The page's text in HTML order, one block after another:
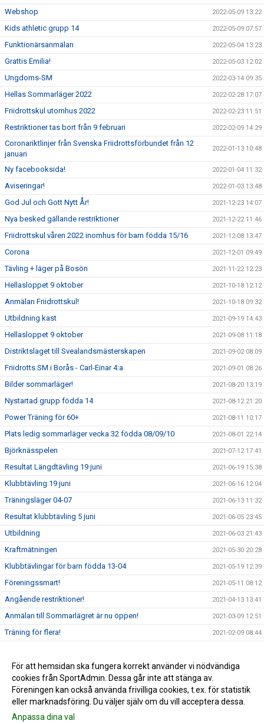
Webshop 2022-05-09 13:22
Kids athletic grupp 14 2022-05-09 07:57
Funktionärsanmälan 2022-05-04 13:23
Grattis Emilia! 2022-05-03 12:02
Ungdoms-SM 2022-03-14 09:35
Hellas Sommarläger 2022 2022-02-28 17:07
Friidrottskul utomhus 2022 2022-02-23 11:51
Restriktioner tas bort från 9 februari 2022-02-09 14:29
Coronariktlinjer från Svenska Friidrottsförbundet från 12
januari
2022-01-13 10:48
Ny facebooksida! 2022-01-04 11:32
Aviseringar! 2022-01-03 13:48
God Jul och Gott Nytt År! 2021-12-23 14:07
Nya besked gällande restriktioner 2021-12-22 11:46
Friidrottskul våren 2022 inomhus för barn födda 15/16 2021-12-08 13:47
Corona 2021-12-01 09:49
Tävling + läger på Bosön 2021-11-22 12:23
Hellasloppet 9 oktober 2021-10-18 12:12
Anmälan Friidrottskul! 2021-10-18 09:32
Utbildning kast 2021-09-19 14:43
Hellasloppet 9 oktober 2021-09-08 11:18
Distriktslaget till Svealandsmästerskapen 2021-09-02 08:09
Friidrotts SM i Borås - Carl-Einar 4:a 2021-09-01 08:26
Bilder sommarläger! 2021-08-20 13:19
Nystartad grupp födda 14 2021-08-12 21:20
Power Träning för 60+ 2021-08-11 10:17
Plats ledig sommarläger vecka 32 födda 08/09/10 2021-08-01 22:14
Björknässpelen 2021-07-12 17:41
Resultat Längdtävling 19 juni 2021-06-19 15:38
Klubbtävling 19 juni 2021-06-16 12:04
Träningsläger 04-07 2021-06-13 11:32
Resultat klubbtävling 5 juni 2021-06-05 23:45
Utbildning 2021-06-03 21:43
Kraftmätningen 2021-05-30 20:28
Klubbtävlingar för barn födda 13-04 2021-05-19 12:39
Föreningssmart! 2021-05-11 08:12
Angående restriktioner! 2021-04-13 13:41
Anmälan till Sommarlägret är nu öppen! 2021-03-09 12:51
Träning för flera! 2021-02-09 08:44
Carl-Einar över 5 m i stavhopp! 2021-01-16 19:24
Alla träningar ställs in för alla t.o.m 24 januari 2021-01-07 10:47
För att hemsidan ska fungera korrekt använder vi nödvändiga
cookies från SportAdmin. Dessa går inte att stänga av.
Föreningen kan också använda frivilliga cookies, t.ex. för statistik
eller marknadsföring. Du väljer själv om du vill acceptera dessa.
Anpassa dina val